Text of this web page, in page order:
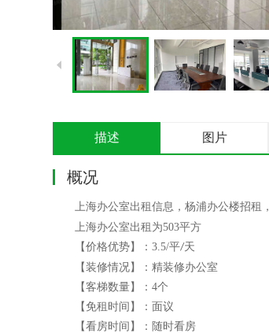
描述 图片
概况
上海办公室出租信息，杨浦办公楼招租，
上海办公室出租为503平方
【价格优势】： 3.5/平/天
【装修情况】：精装修办公室
【客梯数量】： 4个
【免租时间】：面议
【看房时间】：随时看房